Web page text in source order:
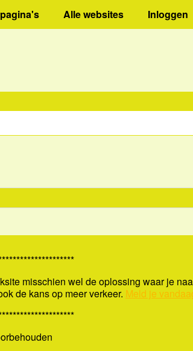
Alle websites Inloggen
misschien wel de oplossing waar je
de kans op meer verkeer. Meld je